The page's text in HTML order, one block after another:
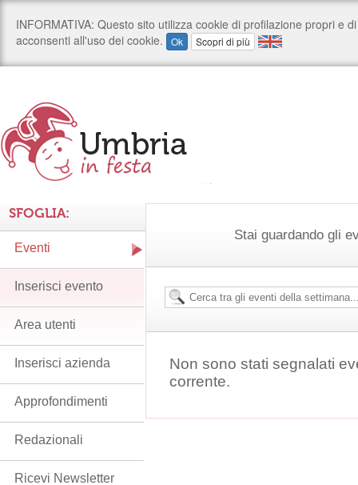
Stai guardando gli
Non sono stati segnalati
corrente.
SFOGLIA:
Eventi
Inserisci evento
Area utenti
Inserisci azienda
Approfondimenti
Redazionali
Ricevi Newsletter